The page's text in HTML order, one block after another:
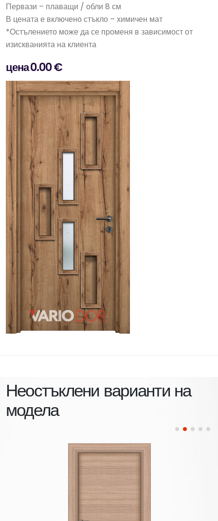
Первази – плаващи / обли 8 см
В цената е включено стъкло – химичен мат
*Остълението може да се променя в зависимост от
изискванията на клиента
цена 0.00 €
Неостъклени варианти на
модела